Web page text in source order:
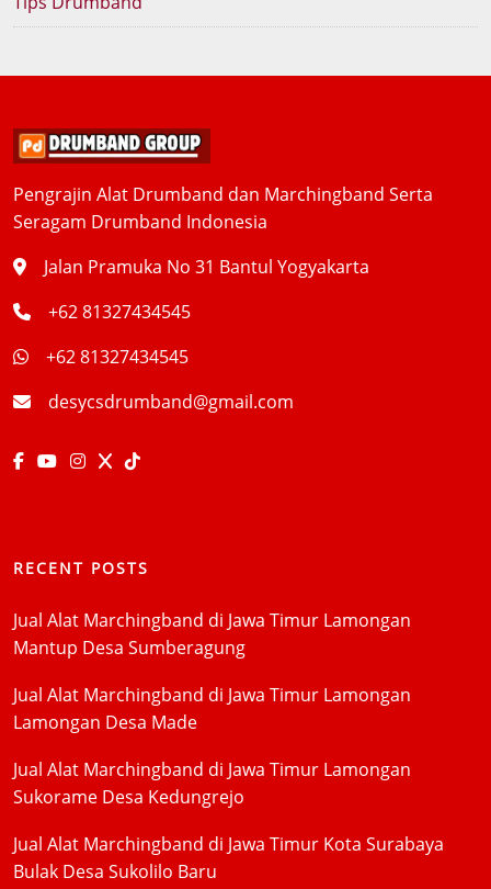
Pengrajin Alat Drumband dan Marchingband Serta
Seragam Drumband Indonesia
Jalan Pramuka No 31 Bantul Yogyakarta
+62 81327434545
+62 81327434545
desycsdrumband@gmail.com
RECENT POSTS
Jual Alat Marchingband di Jawa Timur Lamongan
Mantup Desa Sumberagung
Jual Alat Marchingband di Jawa Timur Lamongan
Lamongan Desa Made
Jual Alat Marchingband di Jawa Timur Lamongan
Sukorame Desa Kedungrejo
Jual Alat Marchingband di Jawa Timur Kota Surabaya
Bulak Desa Sukolilo Baru